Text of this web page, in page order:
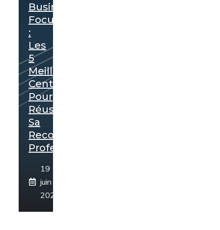
Business-
Focus.fr
:
Les
5
Meilleurs
Centres
Pour
Réussir
Sa
Reconversion
Professionnelle
19
juin
2026